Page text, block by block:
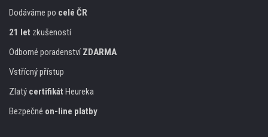
Dodáváme po celé ČR
21 let zkušeností
Odborné poradenstvíZDARMA
Vstřícný přístup
Zlatý certifikát Heureka
Bezpečné on-line platby